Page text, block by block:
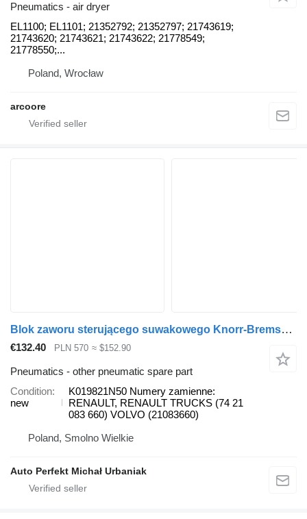
Pneumatics - air dryer
EL1100; EL1101; 21352792; 21352797; 21743619;
21743620; 21743621; 21743622; 21778549;
21778550;...
Poland, Wrocław
arcoore
Blok zaworu sterującego suwakowego Knorr-Bremse K019821N50 for Renault Volvo truck tractor
€132.40 PLN 570 ≈ $152.90
Pneumatics - other pneumatic spare part
Condition
new
K019821N50 Numery zamienne:
RENAULT, RENAULT TRUCKS (74 21
083 660) VOLVO (21083660)
Poland, Smolno Wielkie
Auto Perfekt Michał Urbaniak